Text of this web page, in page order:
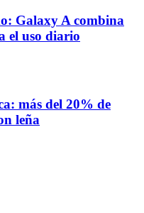
Galaxy A combina
el uso diario
más del 20% de
leña